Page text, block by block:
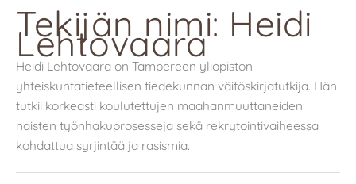
Tekijän nimi: Heidi
Lehtovaara
Heidi Lehtovaara on Tampereen yliopiston
yhteiskuntatieteellisen tiedekunnan väitöskirjatutkija. Hän
tutkii korkeasti koulutettujen maahanmuuttaneiden
naisten työnhakuprosesseja sekä rekrytointivaiheessa
kohdattua syrjintää ja rasismia.